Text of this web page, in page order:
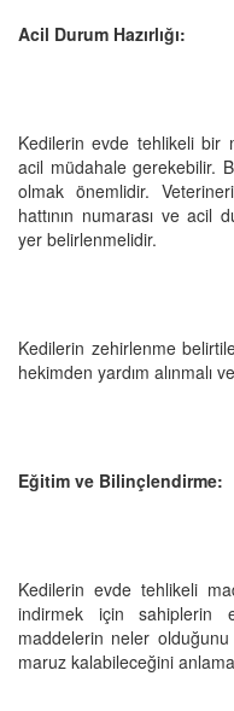
Acil Durum Hazırlığı:
Kedilerin evde tehlikeli bir
acil müdahale gerekebilir.
olmak önemlidir.
hattının numarası ve acil
yer belirlenmelidir.
Kedilerin zehirlenme
hekimden yardım alınmalı
Eğitim ve Bilinçlendirme:
Kedilerin evde tehlikeli
indirmek için sahiplerin
maddelerin neler
maruz kalabileceğini